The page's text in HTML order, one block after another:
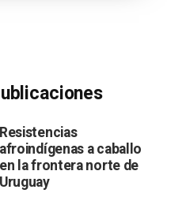
Resistencias
afroindígenas a caballo
en la frontera norte de
Uruguay